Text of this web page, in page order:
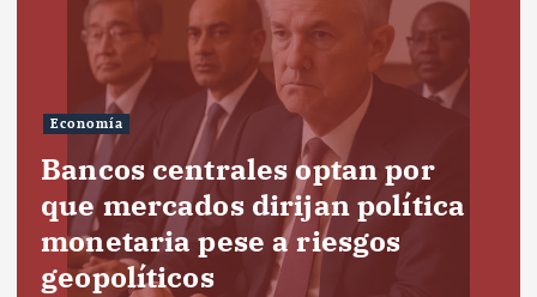
Economía
Bancos centrales optan por
que mercados dirijan política
monetaria pese a riesgos
geopolíticos